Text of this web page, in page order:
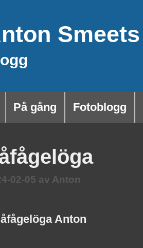
Smeets
På gång Fotoblogg
02-05 av Anton